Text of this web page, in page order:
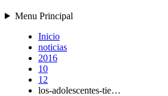
Menu Principal
Inicio
noticias
2016
10
12
los-adolescentes-tie…